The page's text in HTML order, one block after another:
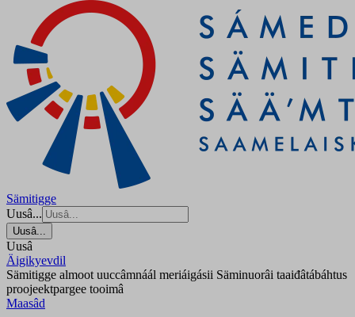
Sämitigge
Uusâ...
Uusâ...
Uusâ
Äigikyevdil
Sämitigge almoot uuccâmnáál meriáigásii Säminuorâi taaiđâtábáhtus
proojeektpargee tooimâ
Maasâd